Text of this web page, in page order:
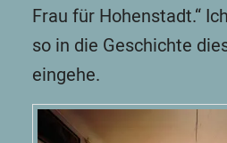
Frau für Hohenstadt.“
so in die Geschichte
eingehe.